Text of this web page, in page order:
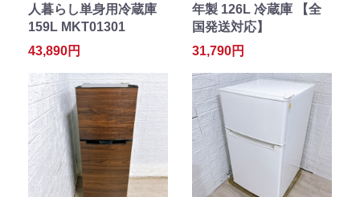
人暮らし単身用冷蔵庫
159L MKT01301
43,890円
年製 126L 冷蔵庫 【全
国発送対応】
31,790円